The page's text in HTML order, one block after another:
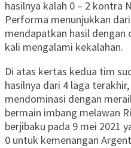
hasilnya kalah 0 – 2 kontra
Performa menunjukkan
mendapatkan hasil dengan
kali mengalami kekalahan.
Di atas kertas kedua tim
hasilnya dari 4 laga
mendominasi dengan
bermain imbang melawan
berjibaku pada 9 mei 2021
0 untuk kemenangan